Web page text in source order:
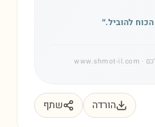
להוביל.״
· www.shmot-il.com
הורדה שתף